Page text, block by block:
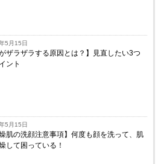
5月15日
がザラザラする原因とは？】見直したい3つ
ント
5月15日
燥肌の洗顔注意事項】何度も顔を洗って、肌
して困っている！